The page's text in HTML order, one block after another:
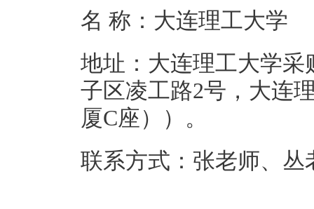
名 称：大连理
地址：大连理工大学采
子区凌工路2号，大连
厦C座）
联系方式：张老师、丛